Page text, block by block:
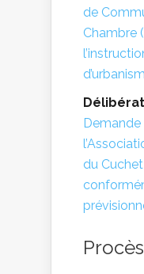
de
Chambre
du Cuchet